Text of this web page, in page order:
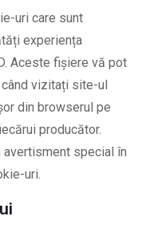
uri care sunt
experiența
Aceste fișiere vă pot
vizitați site-ul
din browserul pe
producător.
avertisment special în
uri.